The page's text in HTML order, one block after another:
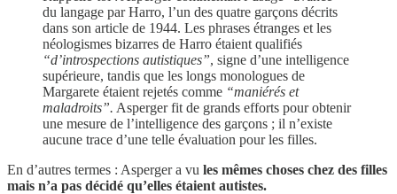
du langage par Harro, l’un des quatre garçons décrits
dans son article de 1944. Les phrases étranges et les
néologismes bizarres de Harro étaient qualifiés
“d’introspections autistiques”, signe d’une intelligence
supérieure, tandis que les longs monologues de
Margarete étaient rejetés comme “maniérés et
maladroits”. Asperger fit de grands efforts pour obtenir
une mesure de l’intelligence des garçons ; il n’existe
aucune trace d’une telle évaluation pour les filles.
En d’autres termes : Asperger a vu les mêmes choses chez des filles
mais n’a pas décidé qu’elles étaient autistes.